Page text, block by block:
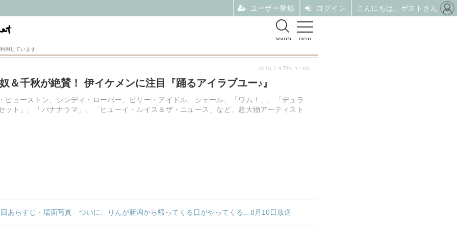
menu
search
用しています
＆千秋が絶賛！ 伊イケメンに注目『踊るアイラブユー♪』
ヒューストン、シンディ・ローパー、ビリー・アイドル、シェール、「ワム！」、「デュラ
ット」、「バナナラマ」、「ヒューイ・ルイス＆ザ・ニュース」など、超大物アーティスト
あらすじ・場面写真 ついに、りんが新潟から帰ってくる日がやってくる…8月10日放送
2015.7.9 Thu 17:00
ユーザー登録 ログイン こんにちは、ゲストさん